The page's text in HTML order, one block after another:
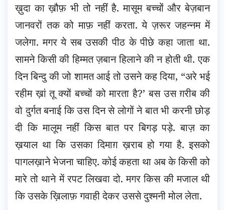
ख़ुदा का ख़ौफ़ भी तो नहीं है. मासूम बच्चों और बेज़बान
जानवरों तक को माफ़ नहीं करता. ये ज़रूर जहन्नम में
जलेगा. मगर ये सब उसकी पीठ के पीछे कहा जाता था.
सामने किसी की हिम्मत ज़बान हिलाने की न होती थी. एक
दिन बिन्दु की जो शामत आई तो उसने कह दिया, “अरे भई
रहीम ख़ां तू क्यों बच्चों को मारता है?’ बस उस ग़रीब की
वो दुर्गत बनाई कि उस दिन से लोगों ने बात भी करनी छोड़
दी कि मालूम नहीं किस बात पर बिगड़ पड़े. बाज़ का
ख़याल था कि उसका दिमाग़ ख़राब हो गया है. इसको
पागलख़ाने भेजना चाहिए. कोई कहता था अब के किसी को
मारे तो थाने में रपट लिखवा दो. मगर किस की मजाल थी
कि उसके ख़िलाफ़ गवाही देकर उससे दुश्मनी मोल लेता.